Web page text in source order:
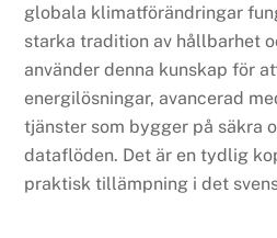
globala klimatförändringar
starka tradition av hållbarhet
använder denna kunskap för
energilösningar, avancerad
tjänster som bygger på säkra
dataflöden. Det är en tydlig
praktisk tillämpning i det